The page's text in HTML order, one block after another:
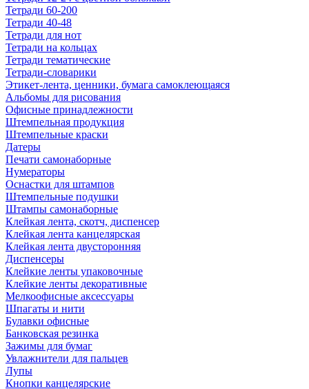
Тетради 60-200
Тетради 40-48
Тетради для нот
Тетради на кольцах
Тетради тематические
Тетради-словарики
Этикет-лента, ценники, бумага самоклеющаяся
Альбомы для рисования
Офисные принадлежности
Штемпельная продукция
Штемпельные краски
Датеры
Печати самонаборные
Нумераторы
Оснастки для штампов
Штемпельные подушки
Штампы самонаборные
Клейкая лента, скотч, диспенсер
Клейкая лента канцелярская
Клейкая лента двусторонняя
Диспенсеры
Клейкие ленты упаковочные
Клейкие ленты декоративные
Мелкоофисные аксессуары
Шпагаты и нити
Булавки офисные
Банковская резинка
Зажимы для бумаг
Увлажнители для пальцев
Лупы
Кнопки канцелярские